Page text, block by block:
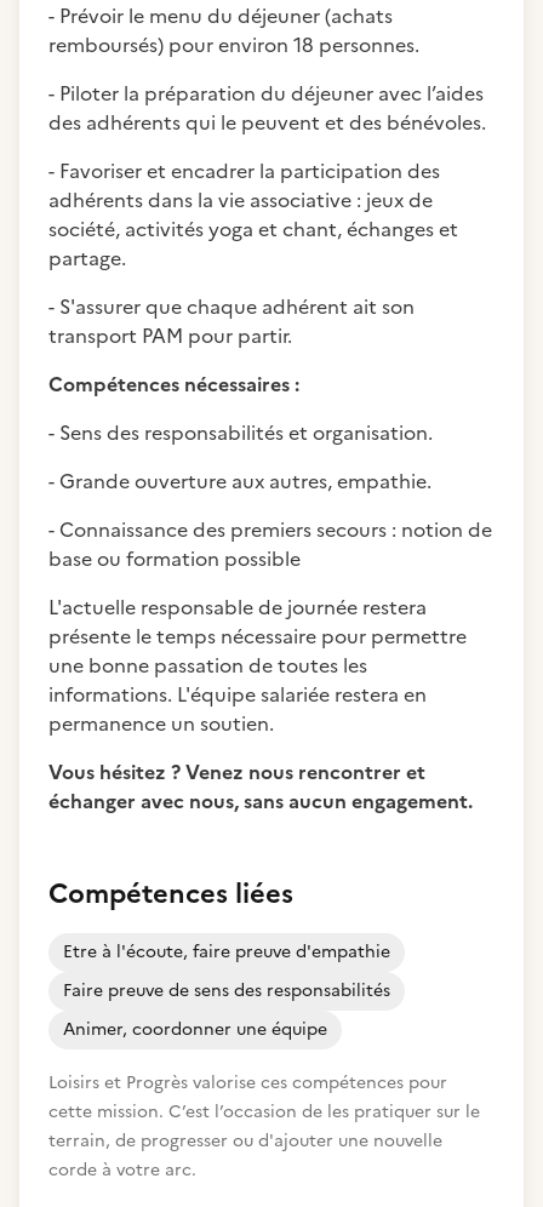
- Prévoir le menu du déjeuner (achats
remboursés) pour environ 18 personnes.
- Piloter la préparation du déjeuner avec l’aides
des adhérents qui le peuvent et des bénévoles.
- Favoriser et encadrer la participation des
adhérents dans la vie associative : jeux de
société, activités yoga et chant, échanges et
partage.
- S'assurer que chaque adhérent ait son
transport PAM pour partir.
Compétences nécessaires :
- Sens des responsabilités et organisation.
- Grande ouverture aux autres, empathie.
- Connaissance des premiers secours : notion de
base ou formation possible
L'actuelle responsable de journée restera
présente le temps nécessaire pour permettre
une bonne passation de toutes les
informations. L'équipe salariée restera en
permanence un soutien.
Vous hésitez ? Venez nous rencontrer et
échanger avec nous, sans aucun engagement.
Compétences liées
Etre à l'écoute, faire preuve d'empathie
Faire preuve de sens des responsabilités
Animer, coordonner une équipe
Loisirs et Progrès valorise ces compétences pour
cette mission. C’est l’occasion de les pratiquer sur le
terrain, de progresser ou d'ajouter une nouvelle
corde à votre arc.